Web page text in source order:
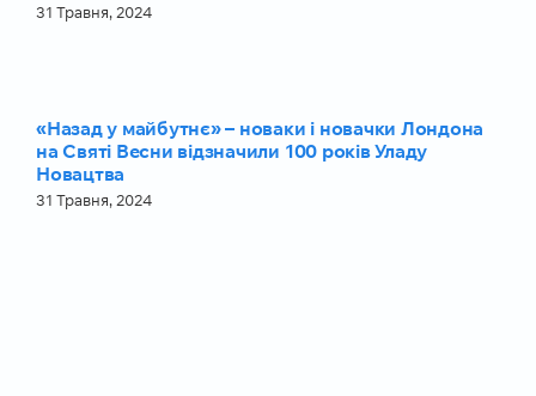
31 Травня, 2024
«Назад у майбутнє» – новаки і новачки Лондона
на Святі Весни відзначили 100 років Уладу
Новацтва
31 Травня, 2024